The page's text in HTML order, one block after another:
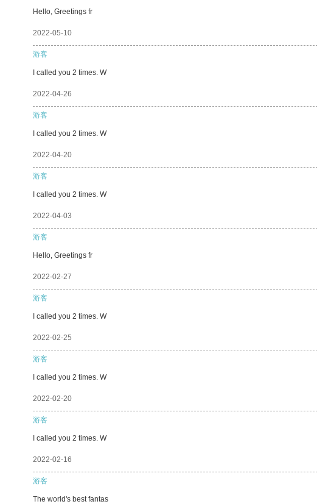
Hello, Greetings fr
2022-05-10
游客
I called you 2 times. W
2022-04-26
游客
I called you 2 times. W
2022-04-20
游客
I called you 2 times. W
2022-04-03
游客
Hello, Greetings fr
2022-02-27
游客
I called you 2 times. W
2022-02-25
游客
I called you 2 times. W
2022-02-20
游客
I called you 2 times. W
2022-02-16
游客
The world's best fantas